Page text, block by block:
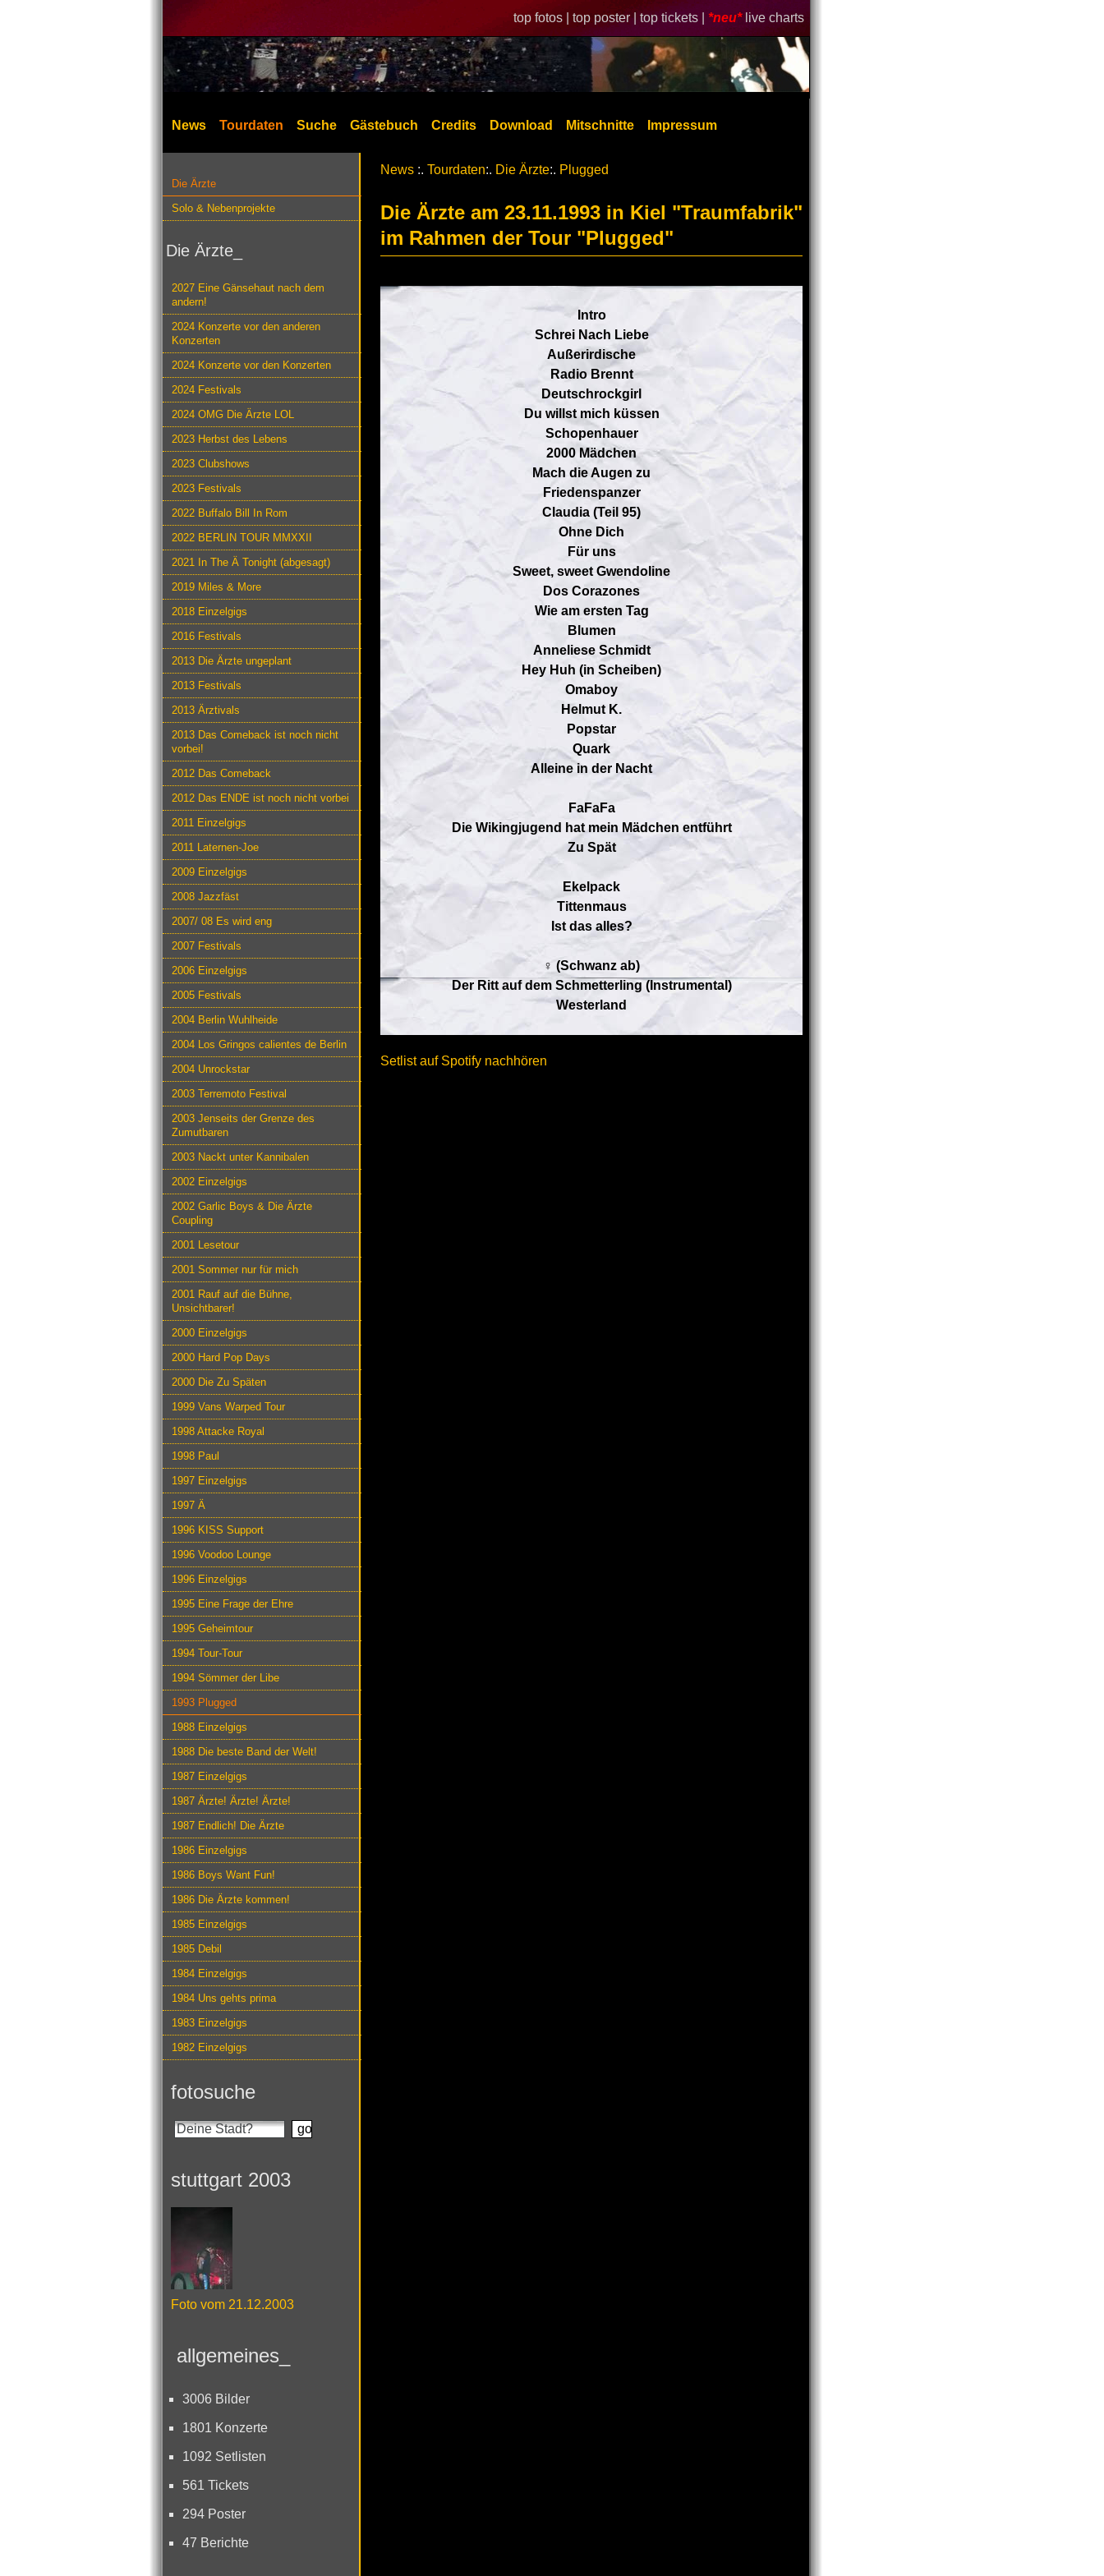
top fotos | top poster | top tickets | *neu* live charts
News Tourdaten Suche Gästebuch Credits Download Mitschnitte Impressum
Die Ärzte
Solo & Nebenprojekte
Die Ärzte_
2027 Eine Gänsehaut nach dem
andern!
2024 Konzerte vor den anderen
Konzerten
2024 Konzerte vor den Konzerten
2024 Festivals
2024 OMG Die Ärzte LOL
2023 Herbst des Lebens
2023 Clubshows
2023 Festivals
2022 Buffalo Bill In Rom
2022 BERLIN TOUR MMXXII
2021 In The Ä Tonight (abgesagt)
2019 Miles & More
2018 Einzelgigs
2016 Festivals
2013 Die Ärzte ungeplant
2013 Festivals
2013 Ärztivals
2013 Das Comeback ist noch nicht
vorbei!
2012 Das Comeback
2012 Das ENDE ist noch nicht vorbei
2011 Einzelgigs
2011 Laternen-Joe
2009 Einzelgigs
2008 Jazzfäst
2007/ 08 Es wird eng
2007 Festivals
2006 Einzelgigs
2005 Festivals
2004 Berlin Wuhlheide
2004 Los Gringos calientes de Berlin
2004 Unrockstar
2003 Terremoto Festival
2003 Jenseits der Grenze des
Zumutbaren
2003 Nackt unter Kannibalen
2002 Einzelgigs
2002 Garlic Boys & Die Ärzte
Coupling
2001 Lesetour
2001 Sommer nur für mich
2001 Rauf auf die Bühne,
Unsichtbarer!
2000 Einzelgigs
2000 Hard Pop Days
2000 Die Zu Späten
1999 Vans Warped Tour
1998 Attacke Royal
1998 Paul
1997 Einzelgigs
1997 Ä
1996 KISS Support
1996 Voodoo Lounge
1996 Einzelgigs
1995 Eine Frage der Ehre
1995 Geheimtour
1994 Tour-Tour
1994 Sömmer der Libe
1993 Plugged
1988 Einzelgigs
1988 Die beste Band der Welt!
1987 Einzelgigs
1987 Ärzte! Ärzte! Ärzte!
1987 Endlich! Die Ärzte
1986 Einzelgigs
1986 Boys Want Fun!
1986 Die Ärzte kommen!
1985 Einzelgigs
1985 Debil
1984 Einzelgigs
1984 Uns gehts prima
1983 Einzelgigs
1982 Einzelgigs
fotosuche
stuttgart 2003
Foto vom 21.12.2003
allgemeines_
3006 Bilder
1801 Konzerte
1092 Setlisten
561 Tickets
294 Poster
47 Berichte
News :. Tourdaten:. Die Ärzte:. Plugged
Die Ärzte am 23.11.1993 in Kiel "Traumfabrik"
im Rahmen der Tour "Plugged"
Intro
Schrei Nach Liebe
Außerirdische
Radio Brennt
Deutschrockgirl
Du willst mich küssen
Schopenhauer
2000 Mädchen
Mach die Augen zu
Friedenspanzer
Claudia (Teil 95)
Ohne Dich
Für uns
Sweet, sweet Gwendoline
Dos Corazones
Wie am ersten Tag
Blumen
Anneliese Schmidt
Hey Huh (in Scheiben)
Omaboy
Helmut K.
Popstar
Quark
Alleine in der Nacht
FaFaFa
Die Wikingjugend hat mein Mädchen entführt
Zu Spät
Ekelpack
Tittenmaus
Ist das alles?
♀ (Schwanz ab)
Der Ritt auf dem Schmetterling (Instrumental)
Westerland
Setlist auf Spotify nachhören